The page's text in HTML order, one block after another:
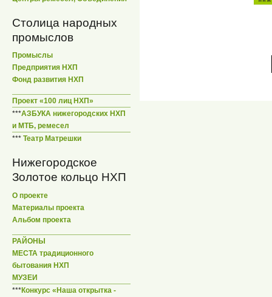
Столица народных
промыслов
Промыслы
Предприятия НХП
Фонд развития НХП
Проект «100 лиц НХП»
***АЗБУКА нижегородских НХП
и МТБ, ремесел
*** Театр Матрешки
Нижегородское
Золотое кольцо НХП
О проекте
Материалы проекта
Альбом проекта
РАЙОНЫ
МЕСТА традиционного
бытования НХП
МУЗЕИ
***Конкурс «Наша открытка -